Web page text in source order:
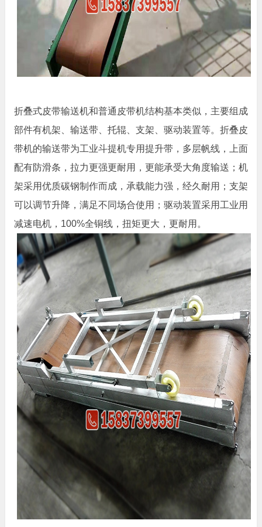
折叠式皮带输送机和普通皮带机结构基本类似，主要组成
部件有机架、输送带、托辊、支架、驱动装置等。折叠皮
带机的输送带为工业斗提机专用提升带，多层帆线，上面
配有防滑条，拉力更强更耐用，更能承受大角度输送；机
架采用优质碳钢制作而成，承载能力强，经久耐用；支架
可以调节升降，满足不同场合使用；驱动装置采用工业用
减速电机，100%全铜线，扭矩更大，更耐用。